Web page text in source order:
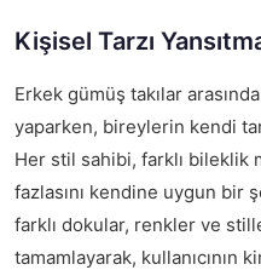
Kişisel Tarzı
Erkek gümüş takılar
yaparken, bireylerin kendi
Her stil sahibi, farklı bileklik
fazlasını kendine uygun bir
farklı dokular, renkler ve
tamamlayarak, kullanıcının